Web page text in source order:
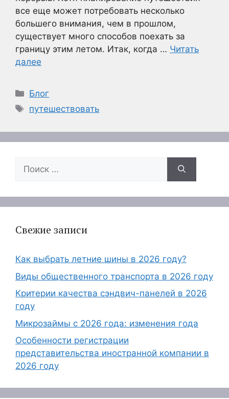
все еще может потребовать несколько
большего внимания, чем в прошлом,
существует много способов поехать за
границу этим летом. Итак, когда … Читать
далее
Рубрики
Блог
Метки
путешествовать
Поиск:
Свежие записи
Как выбрать летние шины в 2026 году?
Виды общественного транспорта в 2026 году
Критерии качества сэндвич-панелей в 2026
году
Микрозаймы с 2026 года: изменения года
Особенности регистрации
представительства иностранной компании в
2026 году